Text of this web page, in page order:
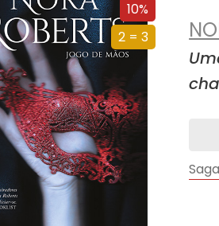
10%
2 = 3